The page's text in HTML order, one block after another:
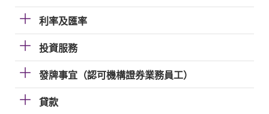
利率及匯率
投資服務
發牌事宜（認可機構證券業務員工）
貸款